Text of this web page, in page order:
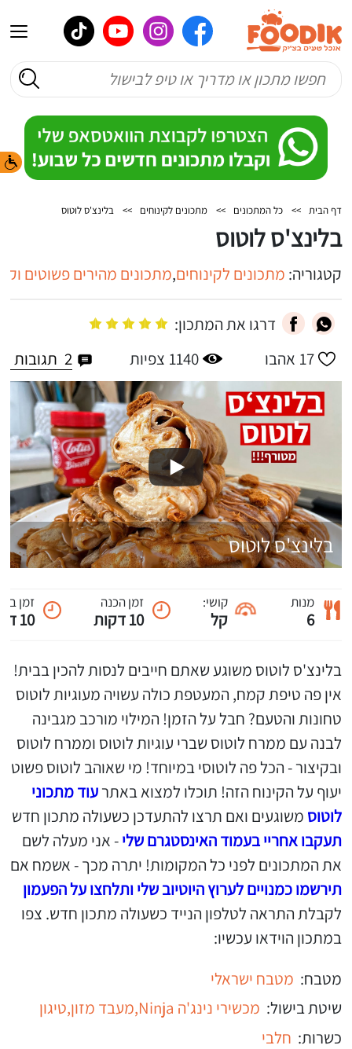
דף הבית >> כל המתכונים >> מתכונים לקינוחים >> בלינצ'ס לוטוס
בלינצ'ס לוטוס
קטגוריה: מתכונים לקינוחים,מתכונים מהירים פשוטים
דרגו את המתכון:
17 אהבו 1140 צפיות 2 תגובות
בלינצ'ס לוטוס
מנות
6
קושי:
קל
זמן הכנה
10 דקות
זמן
10 דקות
בלינצ'ס לוטוס משוגע שאתם חייבים לנסות להכין בבית!
אין פה טיפת קמח, המעטפת כולה עשויה מעוגיות לוטוס
טחונות והטעם? חבל על הזמן! המילוי מורכב מגבינה
לבנה עם ממרח לוטוס שברי עוגיות לוטוס וממרח לוטוס
ובקיצור - הכל פה לוטוסי במיוחד! מי שאוהב לוטוס פשוט
יעוף על הקינוח הזה! תוכלו למצוא באתרעוד מתכוני
לוטוס משוגעים ואם תרצו להתעדכן כשעולה מתכון חדש
תעקבו אחריי בעמוד האינסטגרם שלי- אני מעלה לשם
את המתכונים לפני כל המקומות! יתרה מכך - אשמח אם
תירשמו כמנויים לערוץ היוטיוב שלי ותלחצו על הפעמון
לקבלת התראה לטלפון הנייד כשעולה מתכון חדש. צפו
במתכון הוידאו עכשיו:
מטבח: מטבח ישראלי
שיטת בישול: מכשירי נינג'ה Ninja, מעבד מזון,טיגון
כשרות: חלבי